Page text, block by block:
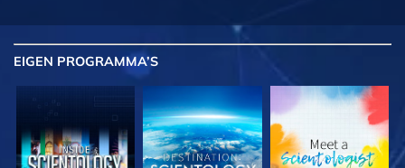
EIGEN PROGRAMMA’S